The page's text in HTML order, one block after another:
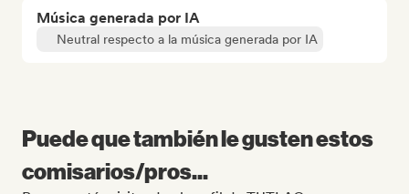
Música generada por IA
Neutral respecto a la música generada por IA
Puede que también le gusten estos
comisarios/pros...